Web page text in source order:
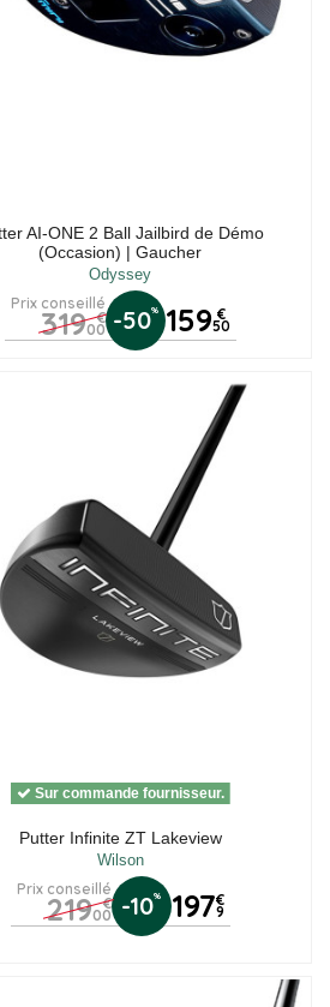
AI-ONE 2 Ball Jailbird de Démo
(Occasion) | Gaucher
Odyssey
Prix conseillé
319 €
00 -50% 159 €
50
Sur commande fournisseur.
Putter Infinite ZT Lakeview
Wilson
Prix conseillé
219 €
00 -10% 197€
9